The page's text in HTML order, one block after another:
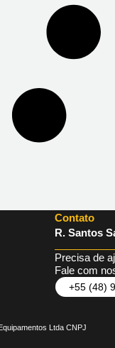
Contato
R. Santos
Precisa de
Fale com
+55 (48)
Ltda CNPJ